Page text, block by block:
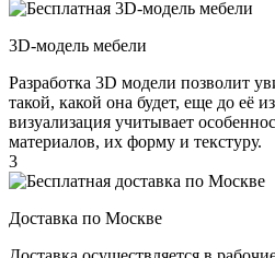
3D-модель мебели
Разработка 3D модели позволит
такой, какой она будет, еще до её
визуализация учитывает
материалов, их форму и текстуру.
3
Доставка по Москве